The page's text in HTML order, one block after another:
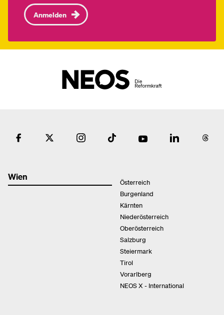
Anmelden
Wien
Österreich
Burgenland
Kärnten
Niederösterreich
Oberösterreich
Salzburg
Steiermark
Tirol
Vorarlberg
NEOS X - International